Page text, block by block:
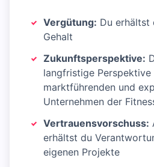
Vergütung: Du erhältst
Gehalt
Zukunftsperspektive:
langfristige Perspektive
marktführenden und
Unternehmen der
Vertrauensvorschuss:
erhältst du
eigenen Projekte